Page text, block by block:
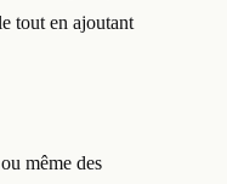
tout en ajoutant
même des